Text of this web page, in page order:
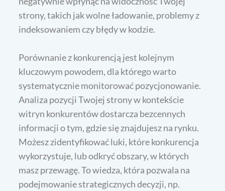
strony, takich jak wolne ładowanie, problemy z
indeksowaniem czy błędy w kodzie.
Porównanie z konkurencją jest kolejnym
kluczowym powodem, dla którego warto
systematycznie monitorować pozycjonowanie.
Analiza pozycji Twojej strony w kontekście
witryn konkurentów dostarcza bezcennych
informacji o tym, gdzie się znajdujesz na rynku.
Możesz zidentyfikować luki, które konkurencja
wykorzystuje, lub odkryć obszary, w których
masz przewagę. To wiedza, która pozwala na
podejmowanie strategicznych decyzji, np.